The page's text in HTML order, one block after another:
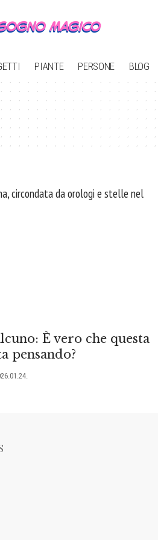
PIANTE PERSONE BLOG
È vero che questa
pensando?